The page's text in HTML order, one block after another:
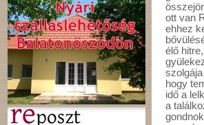
ott van
ehhez
élő
hogy
idő a
a